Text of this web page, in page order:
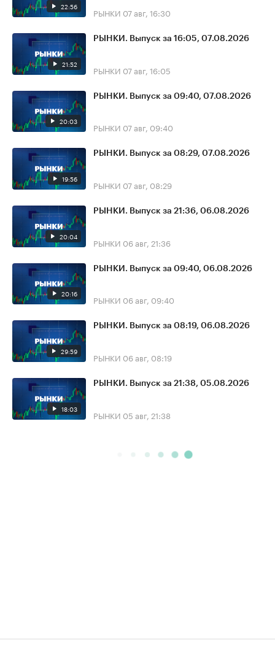
22:56 РЫНКИ 07 авг, 16:30
21:52
РЫНКИ. Выпуск за 16:05, 07.08.2026
РЫНКИ 07 авг, 16:05
20:03
РЫНКИ. Выпуск за 09:40, 07.08.2026
РЫНКИ 07 авг, 09:40
19:56
РЫНКИ. Выпуск за 08:29, 07.08.2026
РЫНКИ 07 авг, 08:29
20:04
РЫНКИ. Выпуск за 21:36, 06.08.2026
РЫНКИ 06 авг, 21:36
20:16
РЫНКИ. Выпуск за 09:40, 06.08.2026
РЫНКИ 06 авг, 09:40
29:59
РЫНКИ. Выпуск за 08:19, 06.08.2026
РЫНКИ 06 авг, 08:19
18:03
РЫНКИ. Выпуск за 21:38, 05.08.2026
РЫНКИ 05 авг, 21:38